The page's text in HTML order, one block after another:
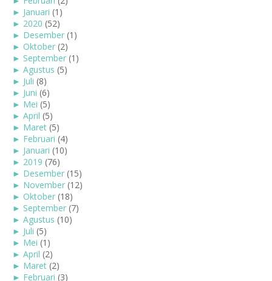
► Januari (1)
► 2020 (52)
► Desember (1)
► Oktober (2)
► September (1)
► Agustus (5)
► Juli (8)
► Juni (6)
► Mei (5)
► April (5)
► Maret (5)
► Februari (4)
► Januari (10)
► 2019 (76)
► Desember (15)
► November (12)
► Oktober (18)
► September (7)
► Agustus (10)
► Juli (5)
► Mei (1)
► April (2)
► Maret (2)
► Februari (3)